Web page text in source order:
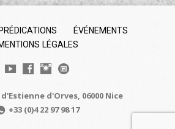
PRÉDICATIONS
ÉVÉNEMENTS
LÉGALES
d'Orves, 06000 Nice
+33 (0)4 22 97 98 17